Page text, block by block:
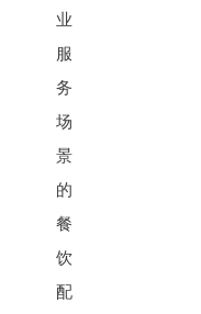
业
服
务
场
景
的
餐
饮
配